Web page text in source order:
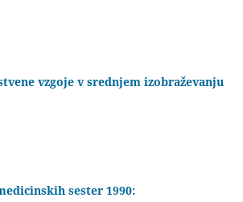
vzgoje v srednjem izobraževanju
sester 1990: